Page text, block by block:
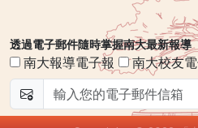
透過電子郵件隨時掌握南大最新報導
南大報導電子報
南大校友